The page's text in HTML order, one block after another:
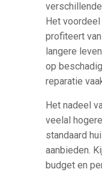
Het
profiteert
langere
op
reparatie
Het nadeel
veelal
standaard
aanbieden.
budget en